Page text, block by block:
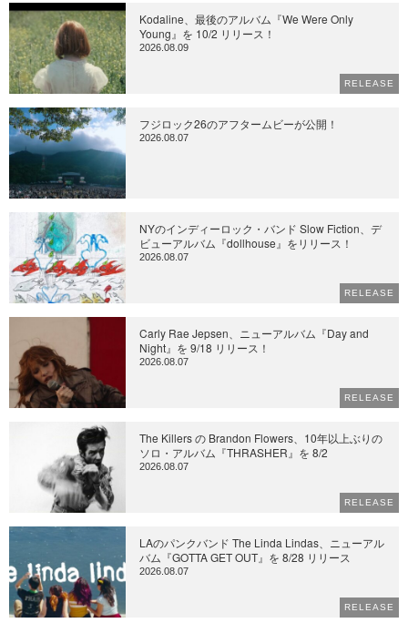
Kodaline、最後のアルバム『We Were Only
Young』を 10/2 リリース！
2026.08.09
RELEASE
フジロック26のアフタームビーが公開！
2026.08.07
NYのインディーロック・バンド Slow Fiction、デ
ビューアルバム『dollhouse』をリリース！
2026.08.07
RELEASE
Carly Rae Jepsen、ニューアルバム『Day and
Night』を 9/18 リリース！
2026.08.07
RELEASE
The Killers の Brandon Flowers、10年以上ぶりの
ソロ・アルバム『THRASHER』を 8/2
2026.08.07
RELEASE
LAのパンクバンド The Linda Lindas、ニューアル
バム『GOTTA GET OUT』を 8/28 リリース
2026.08.07
RELEASE